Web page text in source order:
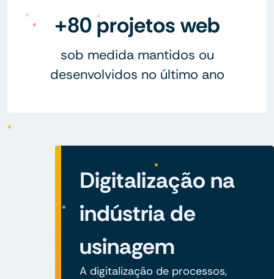
+80 projetos web
sob medida mantidos ou
desenvolvidos no último ano
Digitalização na
indústria de
usinagem
A digitalização de processos,